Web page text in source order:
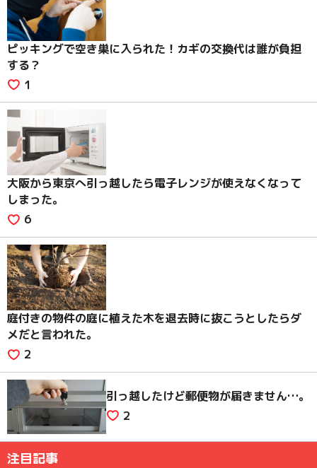
ピッキングで空き巣に入られた！カギの交換代は誰が負担
する？
1
大阪から東京へ引っ越したら電子レンジが使えなくなって
しまった。
6
庭付きの物件の庭に植えた木を退去時に抜こうとしたらダ
メだと言われた。
2
引っ越したけど郵便物が届きません…。
2
注目記事